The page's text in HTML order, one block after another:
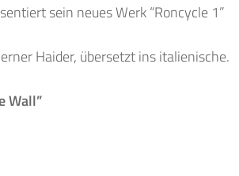
sein neues Werk “Roncycle 1”
Haider, übersetzt ins italienische.
Wall”